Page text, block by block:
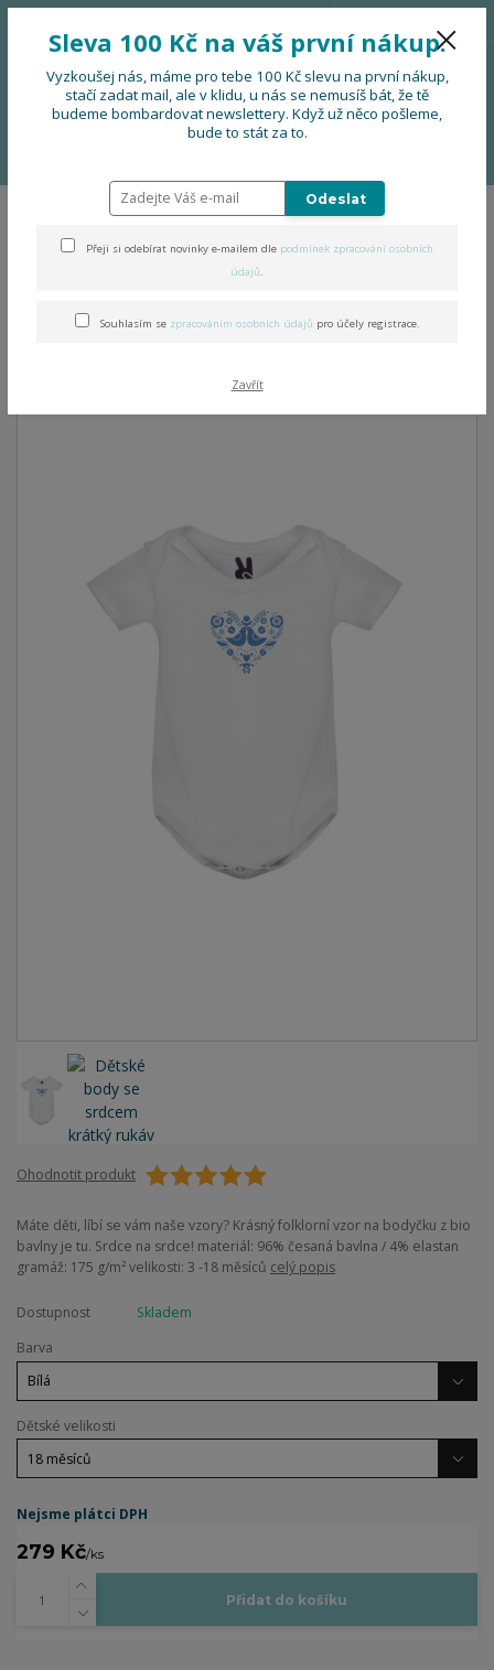
Menu
0 Kč
Dětské body se srdcem
Ohodnotit produkt
Máte děti, líbí se vám naše vzory? Krásný folklorní vzor na bodyčku z bio
bavlny je tu. Srdce na srdce! materiál: 96% česaná bavlna / 4% elastan
gramáž: 175 g/m² velikosti: 3 -18 měsíců celý popis
Dostupnost
Skladem
Barva
Dětské velikosti
Nejsme plátci DPH
279 Kč/ks
Přidat do košíku
Sleva 100 Kč na váš první nákup.
Vyzkoušej nás, máme pro tebe 100 Kč slevu na první nákup,
stačí zadat mail, ale v klidu, u nás se nemusíš bát, že tě
budeme bombardovat newslettery. Když už něco pošleme,
bude to stát za to.
Odeslat
Přeji si odebírat novinky e-mailem dle podmínek zpracování osobních
údajů.
Souhlasím se zpracováním osobních údajů pro účely registrace.
Zavřít